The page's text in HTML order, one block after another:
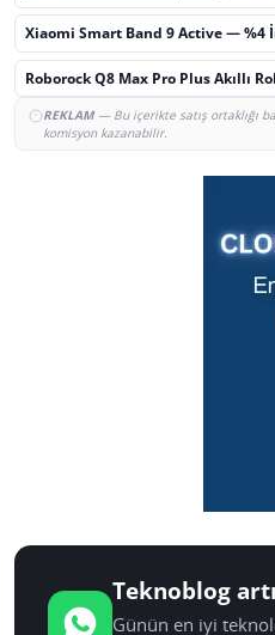
Xiaomi Smart Band 9 Active — %4
Roborock Q8 Max Pro Plus Akıllı
REKLAM— Bu içerikte satış ortaklığı
komisyon kazanabilir.
Teknoblog
Günün en iyi